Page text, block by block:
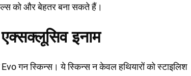
को और बेहतर बना सकते हैं।
इनाम
गन स्किन्स। ये स्किन्स न केवल हथियारों को स्टाइलिश